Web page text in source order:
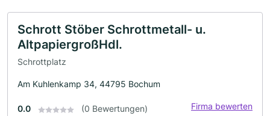
Schrott Stöber Schrottmetall- u.
AltpapiergroßHdl.
Schrottplatz
Am Kuhlenkamp 34, 44795 Bochum
0.0 (0 Bewertungen) Firma bewerten